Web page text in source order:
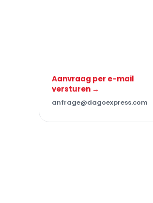
Aanvraag per e-mail
versturen →
anfrage@dagoexpress.com